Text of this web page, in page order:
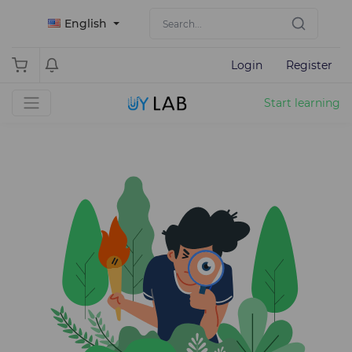
English
Login Register
Start learning